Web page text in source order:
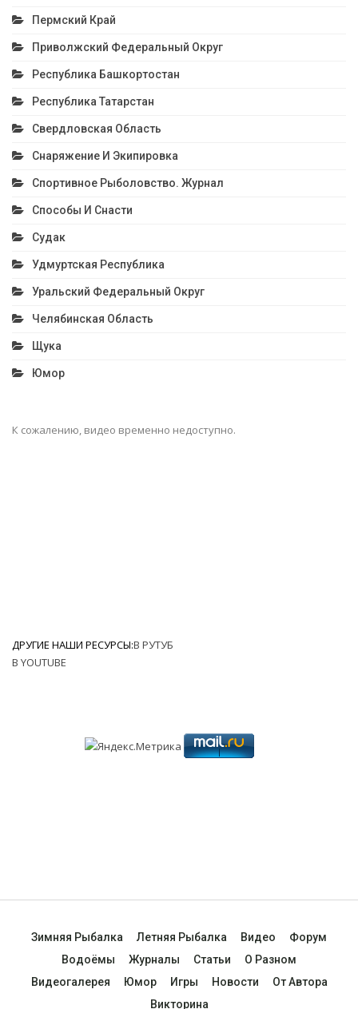
Пермский Край
Приволжский Федеральный Округ
Республика Башкортостан
Республика Татарстан
Свердловская Область
Снаряжение И Экипировка
Спортивное Рыболовство. Журнал
Способы И Снасти
Судак
Удмуртская Республика
Уральский Федеральный Округ
Челябинская Область
Щука
Юмор
К сожалению, видео временно недоступно.
ДРУГИЕ НАШИ РЕСУРСЫ:В РУТУБ
В YOUTUBE
Зимняя Рыбалка Летняя Рыбалка Видео
Форум
Водоёмы
Журналы Статьи
О Разном
Видеогалерея
Юмор Игры Новости
От Автора
Викторина